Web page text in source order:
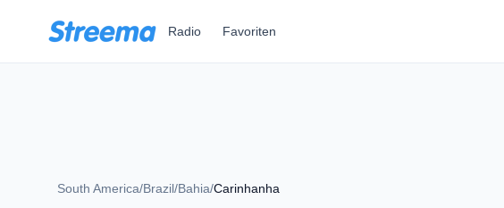
Radio Favoriten
South America/Brazil/Bahia/Carinhanha